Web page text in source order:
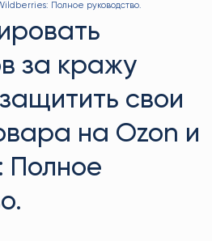
Полное руководство.
за кражу
свои
на Ozon и
Полное